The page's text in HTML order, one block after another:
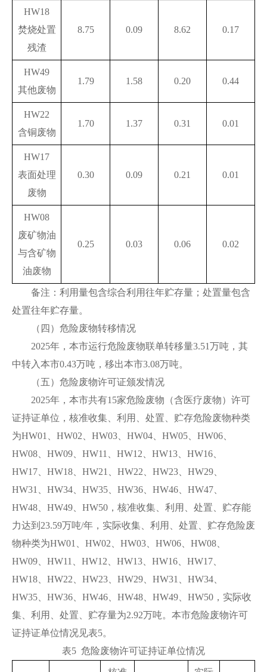
HW18
焚烧处置
残渣
8.75 0.09 8.62 0.17
HW49
其他废物
1.79 1.58 0.20 0.44
HW22
含铜废物
1.70 1.37 0.31 0.01
HW17
表面处理
废物
0.30 0.09 0.21 0.01
HW08
废矿物油
与含矿物
油废物
0.25 0.03 0.06 0.02
备注：利用量包含综合利用往年贮存量；处置量包含
处置往年贮存量。
（四）危险废物转移情况
2025年，本市运行危险废物联单转移量3.51万吨，其
中转入本市0.43万吨，移出本市3.08万吨。
（五）危险废物许可证颁发情况
2025年，本市共有15家危险废物（含医疗废物）许可
证持证单位，核准收集、利用、处置、贮存危险废物种类
为HW01、HW02、HW03、HW04、HW05、HW06、
HW08、HW09、HW11、HW12、HW13、HW16、
HW17、HW18、HW21、HW22、HW23、HW29、
HW31、HW34、HW35、HW36、HW46、HW47、
HW48、HW49、HW50，核准收集、利用、处置、贮存能
力达到23.59万吨/年，实际收集、利用、处置、贮存危险废
物种类为HW01、HW02、HW03、HW06、HW08、
HW09、HW11、HW12、HW13、HW16、HW17、
HW18、HW22、HW23、HW29、HW31、HW34、
HW35、HW36、HW46、HW48、HW49、HW50，实际收
集、利用、处置、贮存量为2.92万吨。本市危险废物许可
证持证单位情况见表5。
表5 危险废物许可证持证单位情况